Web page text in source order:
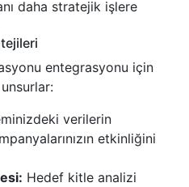
daha stratejik işlere
entegrasyonu için
verilerin
etkinliğini
Hedef kitle analizi